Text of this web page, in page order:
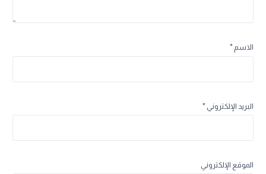
الاسم*
البريد الإلكتروني*
الموقع الإلكتروني